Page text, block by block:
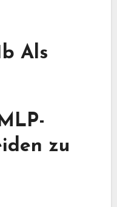
Als
zu